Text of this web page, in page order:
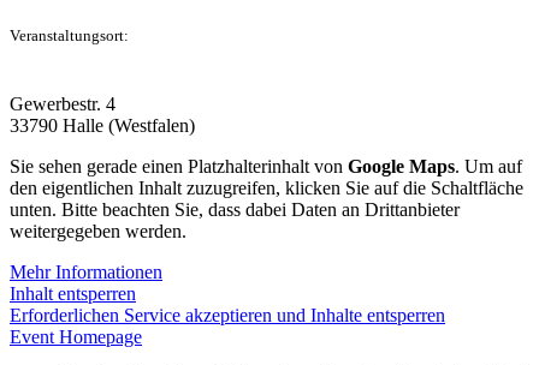
Veranstaltungsort:
Gewerbestr. 4
33790 Halle (Westfalen)
Sie sehen gerade einen Platzhalterinhalt von Google Maps. Um auf
den eigentlichen Inhalt zuzugreifen, klicken Sie auf die Schaltfläche
unten. Bitte beachten Sie, dass dabei Daten an Drittanbieter
weitergegeben werden.
Mehr Informationen
Inhalt entsperren
Erforderlichen Service akzeptieren und Inhalte entsperren
Event Homepage